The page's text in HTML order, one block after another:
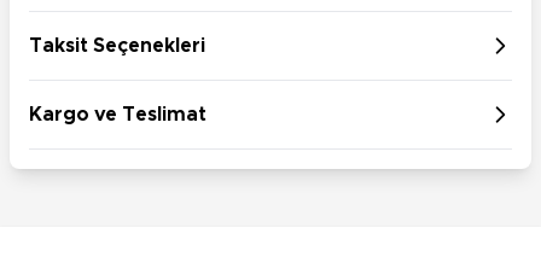
Taksit Seçenekleri
Kargo ve Teslimat